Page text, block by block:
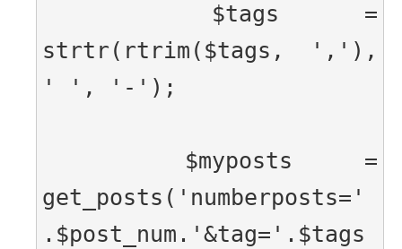
$tags =
strtr(rtrim($tags, ','),
' ', '-');
$myposts =
get_posts('numberposts='
.$post_num.'&tag='.$tags